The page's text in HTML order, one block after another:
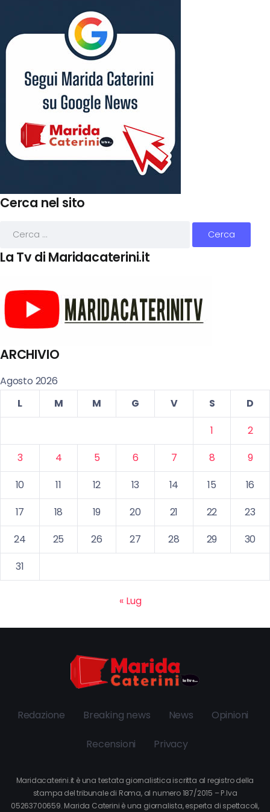
Cerca nel sito
La Tv di Maridacaterini.it
ARCHIVIO
Agosto 2026
L
M M G V S
D
1
2
3
4 5 6 7 8
9
10
11 12 13 14 15
16
17
18 19 20 21 22
23
24
25 26 27 28 29
30
31
« Lug
Redazione Breaking news News Opinioni
Recensioni Privacy
Maridacaterini.it è una testata giornalistica iscritta al registro della
stampa del tribunale di Roma, al numero 187/2015 – P.Iva
05263700659. Marida Caterini è una giornalista, esperta di spettacoli,